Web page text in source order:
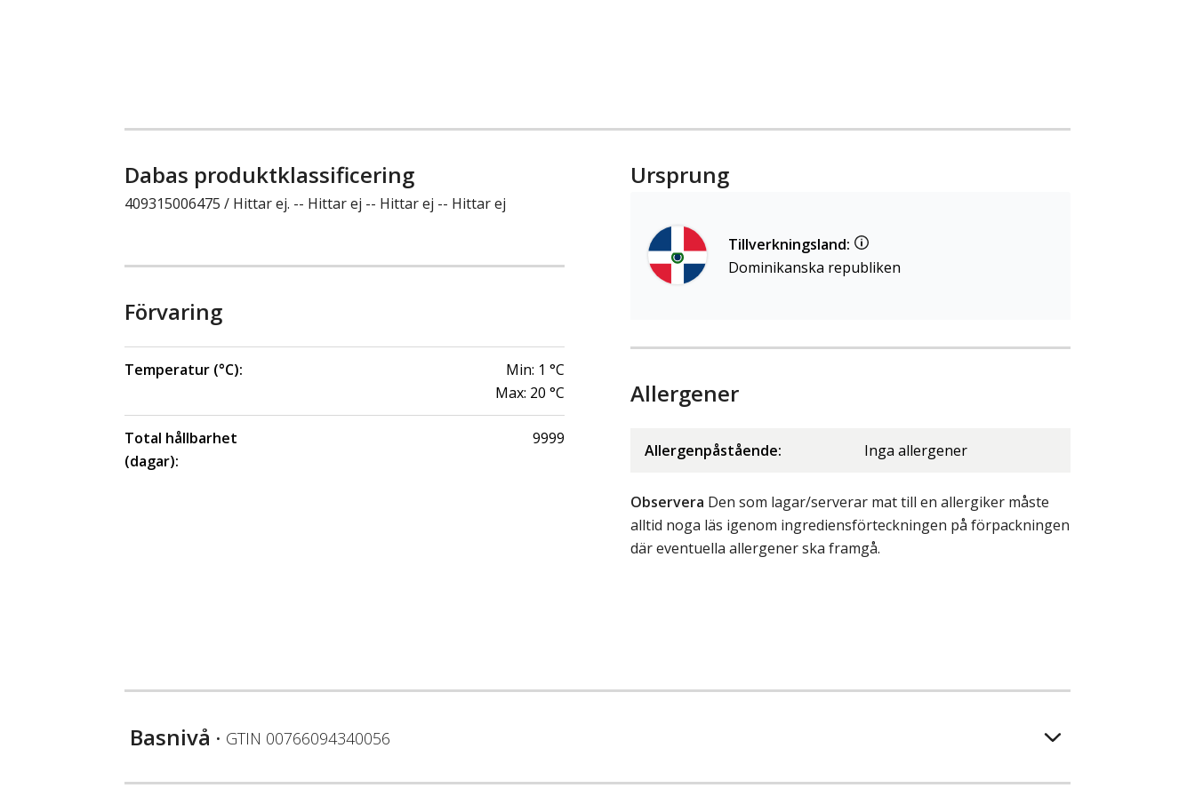
Dabas produktklassificering
409315006475 / Hittar ej. -- Hittar ej -- Hittar ej -- Hittar ej
Förvaring
Temperatur (°C): Min: 1 °C
Max: 20 °C
Total hållbarhet
(dagar):
9999
Ursprung
Tillverkningsland:
Dominikanska republiken
Allergener
Allergenpåstående: Inga allergener
Observera Den som lagar/serverar mat till en allergiker måste
alltid noga läs igenom ingrediensförteckningen på förpackningen
där eventuella allergener ska framgå.
Basnivå • GTIN 00766094340056